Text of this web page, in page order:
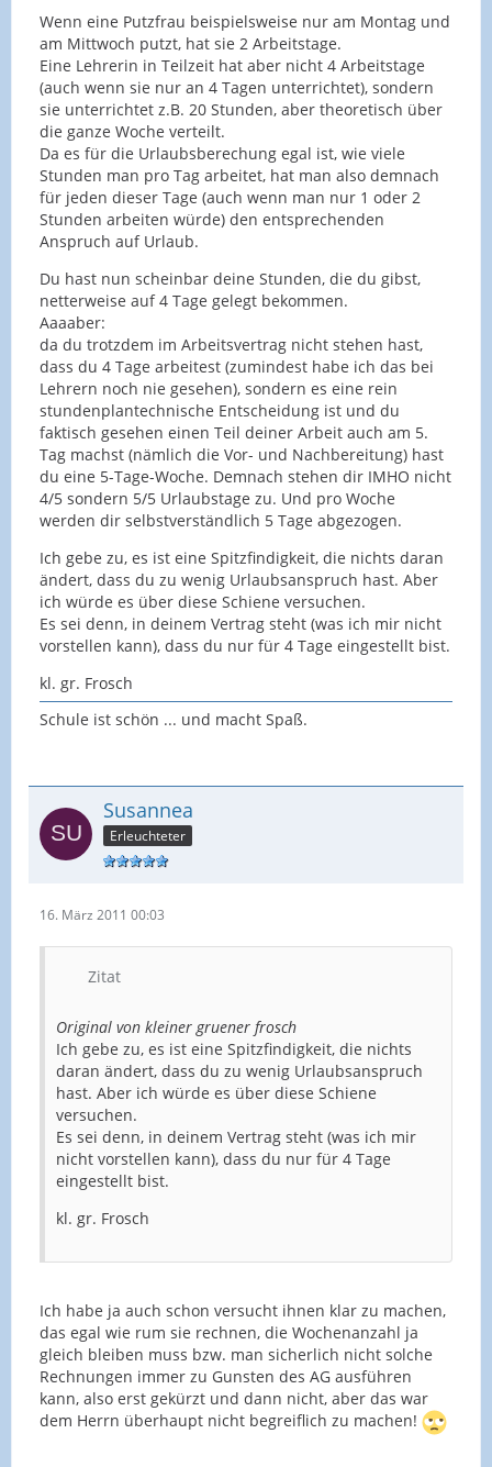
Wenn eine Putzfrau beispielsweise nur am Montag und
am Mittwoch putzt, hat sie 2 Arbeitstage.
Eine Lehrerin in Teilzeit hat aber nicht 4 Arbeitstage
(auch wenn sie nur an 4 Tagen unterrichtet), sondern
sie unterrichtet z.B. 20 Stunden, aber theoretisch über
die ganze Woche verteilt.
Da es für die Urlaubsberechung egal ist, wie viele
Stunden man pro Tag arbeitet, hat man also demnach
für jeden dieser Tage (auch wenn man nur 1 oder 2
Stunden arbeiten würde) den entsprechenden
Anspruch auf Urlaub.
Du hast nun scheinbar deine Stunden, die du gibst,
netterweise auf 4 Tage gelegt bekommen.
Aaaaber:
da du trotzdem im Arbeitsvertrag nicht stehen hast,
dass du 4 Tage arbeitest (zumindest habe ich das bei
Lehrern noch nie gesehen), sondern es eine rein
stundenplantechnische Entscheidung ist und du
faktisch gesehen einen Teil deiner Arbeit auch am 5.
Tag machst (nämlich die Vor- und Nachbereitung) hast
du eine 5-Tage-Woche. Demnach stehen dir IMHO nicht
4/5 sondern 5/5 Urlaubstage zu. Und pro Woche
werden dir selbstverständlich 5 Tage abgezogen.
Ich gebe zu, es ist eine Spitzfindigkeit, die nichts daran
ändert, dass du zu wenig Urlaubsanspruch hast. Aber
ich würde es über diese Schiene versuchen.
Es sei denn, in deinem Vertrag steht (was ich mir nicht
vorstellen kann), dass du nur für 4 Tage eingestellt bist.
kl. gr. Frosch
Schule ist schön ... und macht Spaß.
Susannea
Erleuchteter
16. März 2011 00:03
Zitat
Original von kleiner gruener frosch
Ich gebe zu, es ist eine Spitzfindigkeit, die nichts
daran ändert, dass du zu wenig Urlaubsanspruch
hast. Aber ich würde es über diese Schiene
versuchen.
Es sei denn, in deinem Vertrag steht (was ich mir
nicht vorstellen kann), dass du nur für 4 Tage
eingestellt bist.
kl. gr. Frosch
Ich habe ja auch schon versucht ihnen klar zu machen,
das egal wie rum sie rechnen, die Wochenanzahl ja
gleich bleiben muss bzw. man sicherlich nicht solche
Rechnungen immer zu Gunsten des AG ausführen
kann, also erst gekürzt und dann nicht, aber das war
dem Herrn überhaupt nicht begreiflich zu machen!